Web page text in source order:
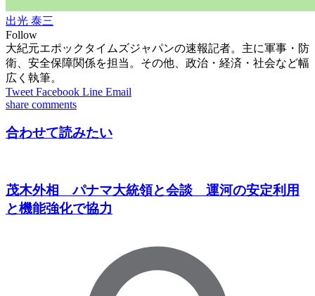
出光 泰三
Follow
大紀元エポックタイムズジャパンの速報記者。主に軍事・防
衛、安全保障関係を担当。その他、政治・経済・社会など幅
広く執筆。
Tweet Facebook Line Email
share comments
合わせて読みたい
茂木外相 パナマ大統領と会談 運河の安定利用
と機能強化で協力